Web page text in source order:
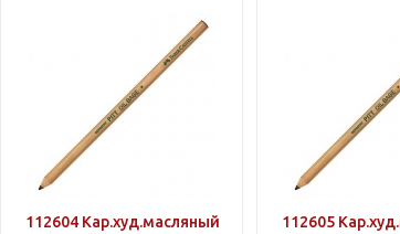
112604 Кар.худ.масляный
112605